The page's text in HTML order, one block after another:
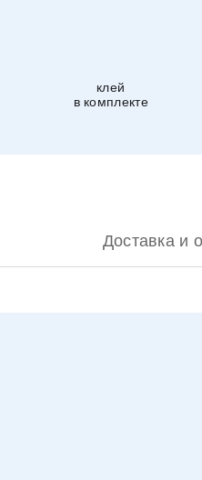
клей
в комплекте
Доставка и